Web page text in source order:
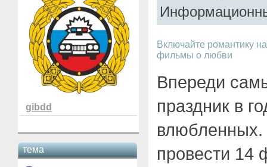
gibdd
тема
Включайте романтику
фильмы о любви
Впереди
праздник в
провести 14